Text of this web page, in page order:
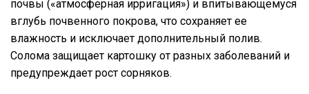
почвы («атмосферная ирригация») и впитывающемуся
вглубь почвенного покрова, что сохраняет ее
влажность и исключает дополнительный полив.
Солома защищает картошку от разных заболеваний и
предупреждает рост сорняков.